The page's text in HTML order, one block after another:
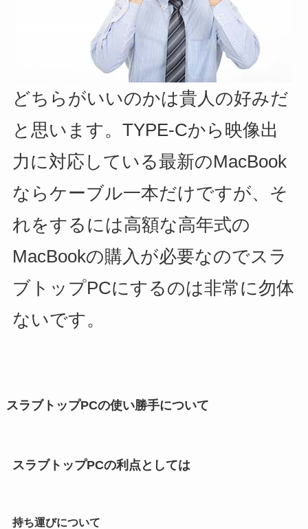
どちらがいいのかは貴人の好みだ
と思います。TYPE-Cから映像出
力に対応している最新のMacBook
ならケーブル一本だけですが、そ
れをするには高額な高年式の
MacBookの購入が必要なのでスラ
ブトップPCにするのは非常に勿体
ないです。
スラブトップPCの使い勝手について
スラブトップPCの利点としては
持ち運びについて